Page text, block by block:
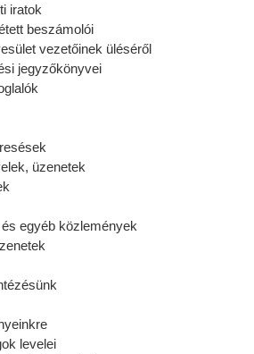
iratok
beszámolói
vezetőinek üléséről
jegyzőkönyvei
üzenetek
egyéb közlemények
levelei